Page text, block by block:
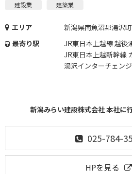
建設業 建築業
エリア
新潟県南魚沼郡湯沢町
最寄り駅
JR東日本上越線 越後
JR東日本上越新幹線
湯沢インターチェン
新潟みらい建設株式会社 本社に
025-784-
HPを見る